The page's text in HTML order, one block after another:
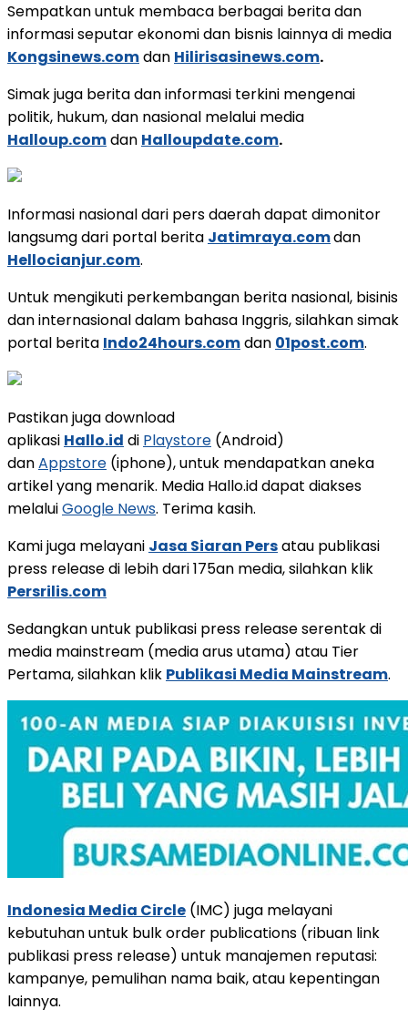
Sempatkan untuk membaca berbagai berita dan
informasi seputar ekonomi dan bisnis lainnya di media
Kongsinews.comdan Hilirisasinews.com.
Simak juga berita dan informasi terkini mengenai
politik, hukum, dan nasional melalui media
Halloup.comdan Halloupdate.com.
Informasi nasional dari pers daerah dapat dimonitor
langsumg dari portal berita Jatimraya.comdan
Hellocianjur.com.
Untuk mengikuti perkembangan berita nasional, bisinis
dan internasional dalam bahasa Inggris, silahkan simak
portal berita Indo24hours.comdan 01post.com.
Pastikan juga download
aplikasi Hallo.id di Playstore (Android)
danAppstore (iphone), untuk mendapatkan aneka
artikel yang menarik. Media Hallo.id dapat diakses
melaluiGoogle News. Terima kasih.
Kami juga melayani Jasa Siaran Persatau publikasi
press release di lebih dari 175an media, silahkan klik
Persrilis.com
Sedangkan untuk publikasi press release serentak di
media mainstream (media arus utama) atau Tier
Pertama, silahkan klik Publikasi Media Mainstream.
Indonesia Media Circle (IMC) juga melayani
kebutuhan untuk bulk order publications (ribuan link
publikasi press release) untuk manajemen reputasi:
kampanye, pemulihan nama baik, atau kepentingan
lainnya.